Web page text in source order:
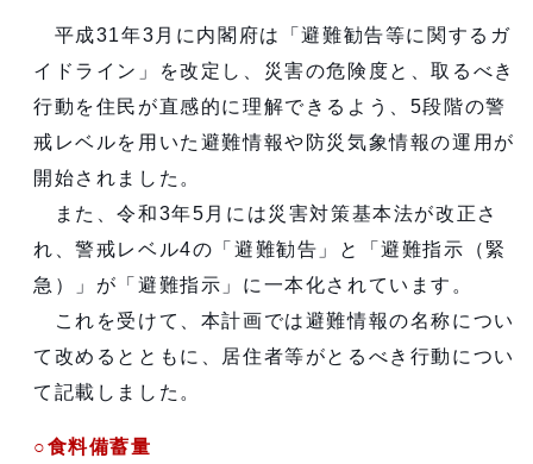
平成31年3月に内閣府は「避難勧告等に関するガ
イドライン」を改定し、災害の危険度と、取るべき
行動を住民が直感的に理解できるよう、5段階の警
戒レベルを用いた避難情報や防災気象情報の運用が
開始されました。
また、令和3年5月には災害対策基本法が改正さ
れ、警戒レベル4の「避難勧告」と「避難指示（緊
急）」が「避難指示」に一本化されています。
これを受けて、本計画では避難情報の名称につい
て改めるとともに、居住者等がとるべき行動につい
て記載しました。
○食料備蓄量